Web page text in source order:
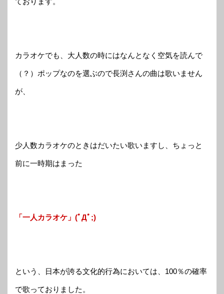
カラオケでも、大人数の時にはなんとなく空気を読んで
（？）ポップなのを選ぶので長渕さんの曲は歌いません
が、
少人数カラオケのときはだいたい歌いますし、ちょっと
前に一時期はまった
「一人カラオケ」(ﾟДﾟ;)
という、日本が誇る文化的行為においては、100％の確率
で歌っておりました。